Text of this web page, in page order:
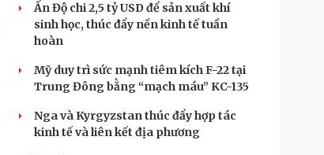
Ấn Độ chi 2,5 tỷ USD để sản xuất khí
sinh học, thúc đẩy nền kinh tế tuần
hoàn
Mỹ duy trì sức mạnh tiêm kích F-22 tại
Trung Đông bằng “mạch máu” KC-135
Nga và Kyrgyzstan thúc đẩy hợp tác
kinh tế và liên kết địa phương